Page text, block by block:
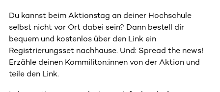
Du kannst beim Aktionstag an deiner Hochschule
selbst nicht vor Ort dabei sein? Dann bestell dir
bequem und kostenlos über den Link ein
Registrierungsset nachhause. Und: Spread the news!
Erzähle deinen Kommiliton:innen von der Aktion und
teile den Link.